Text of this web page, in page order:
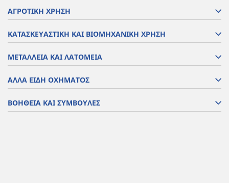
ΑΓΡΟΤΙΚΗ ΧΡΗΣΗ
ΚΑΤΑΣΚΕΥΑΣΤΙΚΗ ΚΑΙ ΒΙΟΜΗΧΑΝΙΚΗ ΧΡΗΣΗ
ΜΕΤΑΛΛΕΙΑ ΚΑΙ ΛΑΤΟΜΕΙΑ
ΑΛΛΑ ΕΙΔΗ ΟΧΗΜΑΤΟΣ
ΒΟΗΘΕΙΑ ΚΑΙ ΣΥΜΒΟΥΛΕΣ